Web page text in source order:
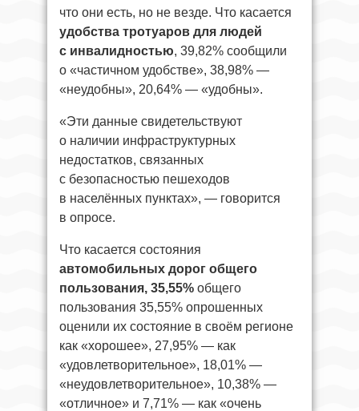
что они есть, но не везде. Что касается
удобства тротуаров для людей
с инвалидностью, 39,82% сообщили
о «частичном удобстве», 38,98% —
«неудобны», 20,64% — «удобны».
«Эти данные свидетельствуют
о наличии инфраструктурных
недостатков, связанных
с безопасностью пешеходов
в населённых пунктах», — говорится
в опросе.
Что касается состояния
автомобильных дорог общего
пользования, 35,55% общего
пользования 35,55% опрошенных
оценили их состояние в своём регионе
как «хорошее», 27,95% — как
«удовлетворительное», 18,01% —
«неудовлетворительное», 10,38% —
«отличное» и 7,71% — как «очень